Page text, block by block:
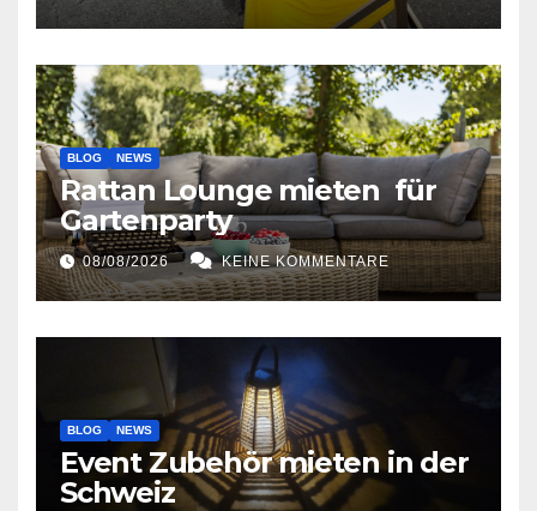
BLOG NEWS
Rattan Lounge mieten für
Gartenparty
08/08/2026 KEINE KOMMENTARE
BLOG NEWS
Event Zubehör mieten in der
Schweiz